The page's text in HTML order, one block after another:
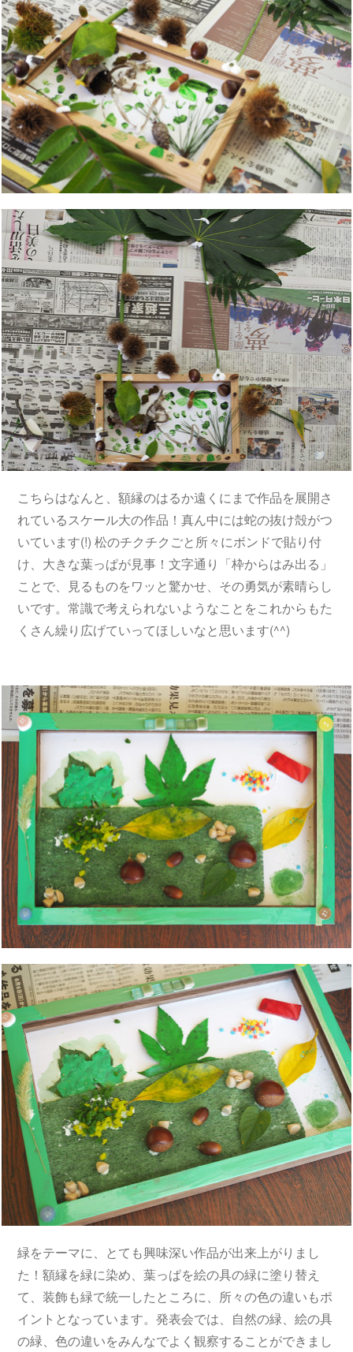
こちらはなんと、額縁のはるか遠くにまで作品を展開さ
れているスケール大の作品！真ん中には蛇の抜け殻がつ
いています(!) 松のチクチクごと所々にボンドで貼り付
け、大きな葉っぱが見事！文字通り「枠からはみ出る」
ことで、見るものをワッと驚かせ、その勇気が素晴らし
いです。常識で考えられないようなことをこれからもた
くさん繰り広げていってほしいなと思います(^^)
緑をテーマに、とても興味深い作品が出来上がりまし
た！額縁を緑に染め、葉っぱを絵の具の緑に塗り替え
て、装飾も緑で統一したところに、所々の色の違いもポ
イントとなっています。発表会では、自然の緑、絵の具
の緑、色の違いをみんなでよく観察することができまし